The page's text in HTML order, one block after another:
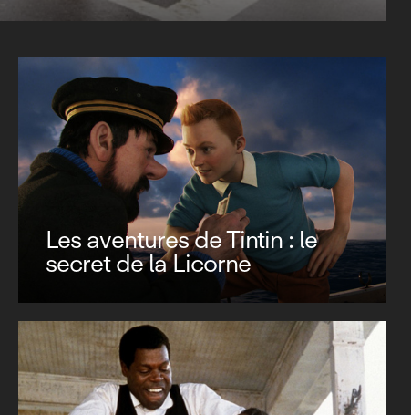
Les aventures de Tintin : le
secret de la Licorne